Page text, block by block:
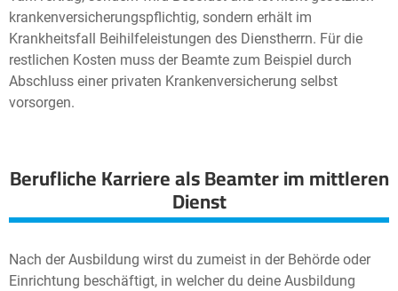
krankenversicherungspflichtig, sondern erhält im
Krankheitsfall Beihilfeleistungen des Dienstherrn. Für die
restlichen Kosten muss der Beamte zum Beispiel durch
Abschluss einer privaten Krankenversicherung selbst
vorsorgen.
Berufliche Karriere als Beamter im mittleren
Dienst
Nach der Ausbildung wirst du zumeist in der Behörde oder
Einrichtung beschäftigt, in welcher du deine Ausbildung